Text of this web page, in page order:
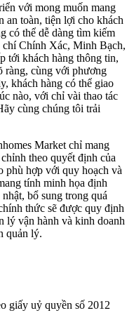
với mong muốn mang
an toàn, tiện lợi cho khách
có thể dễ dàng tìm kiếm
chí Chính Xác, Minh Bạch,
tới khách hàng thông tin,
ràng, cùng với phương
khách hàng có thể giao
nào, với chỉ vài thao tác
cùng chúng tôi trải
Market chỉ mang
theo quyết định của
phù hợp với quy hoạch và
tính minh họa định
bổ sung trong quá
thức sẽ được quy định
lý vận hành và kinh doanh
quản lý.
giấy uỷ quyền số 2012